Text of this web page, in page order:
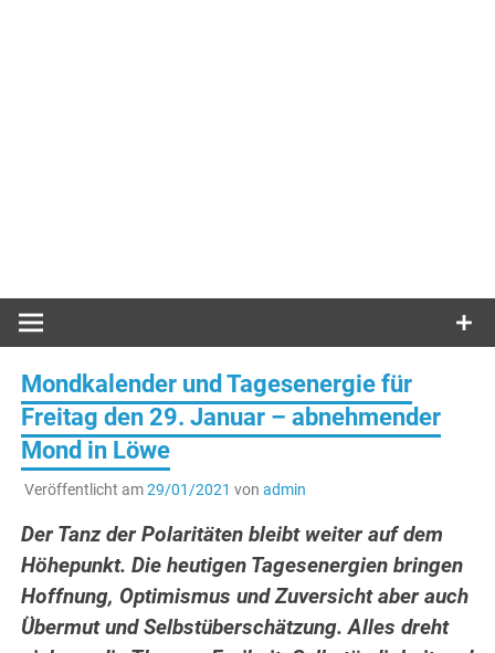
Mondkalender und Tagesenergie für
Freitag den 29. Januar – abnehmender
Mond in Löwe
Veröffentlicht am29/01/2021 von admin
Der Tanz der Polaritäten bleibt weiter auf dem
Höhepunkt. Die heutigen Tagesenergien bringen
Hoffnung, Optimismus und Zuversicht aber auch
Übermut und Selbstüberschätzung. Alles dreht